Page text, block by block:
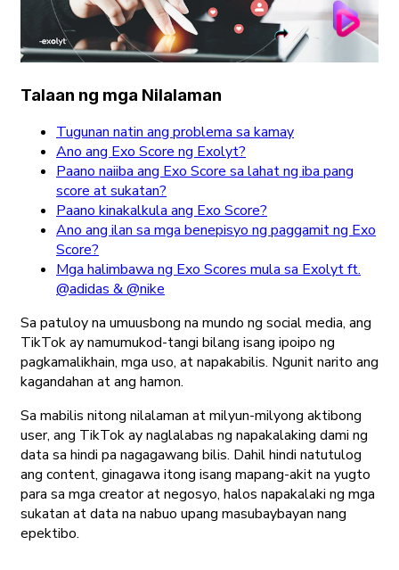
Talaan ng mga Nilalaman
Tugunan natin ang problema sa kamay
Ano ang Exo Score ng Exolyt?
Paano naiiba ang Exo Score sa lahat ng iba pang
score at sukatan?
Paano kinakalkula ang Exo Score?
Ano ang ilan sa mga benepisyo ng paggamit ng Exo
Score?
Mga halimbawa ng Exo Scores mula sa Exolyt ft.
@adidas & @nike
Sa patuloy na umuusbong na mundo ng social media, ang
TikTok ay namumukod-tangi bilang isang ipoipo ng
pagkamalikhain, mga uso, at napakabilis. Ngunit narito ang
kagandahan at ang hamon.
Sa mabilis nitong nilalaman at milyun-milyong aktibong
user, ang TikTok ay naglalabas ng napakalaking dami ng
data sa hindi pa nagagawang bilis. Dahil hindi natutulog
ang content, ginagawa itong isang mapang-akit na yugto
para sa mga creator at negosyo, halos napakalaki ng mga
sukatan at data na nabuo upang masubaybayan nang
epektibo.